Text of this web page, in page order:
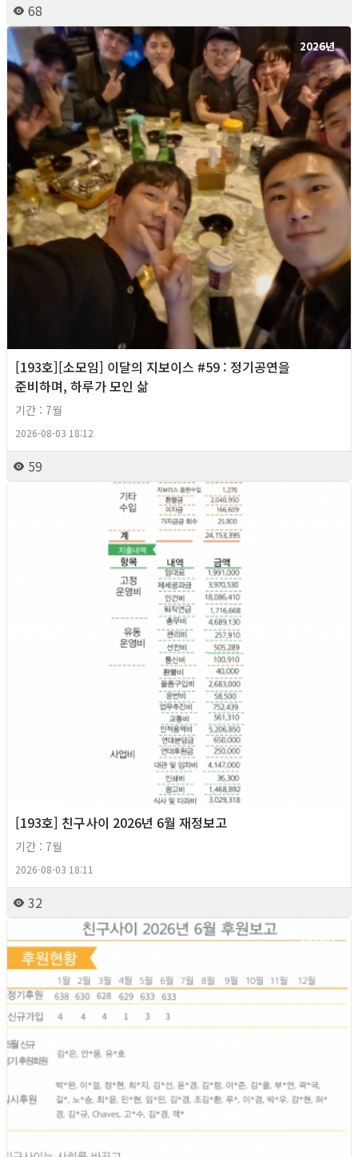
68
2026년
[193호][소모임] 이달의 지보이스 #59 : 정기공연을
준비하며, 하루가 모인 삶
기간 : 7월
2026-08-03 18:12
59
[193호] 친구사이 2026년 6월 재정보고
기간 : 7월
2026-08-03 18:11
32
2026년